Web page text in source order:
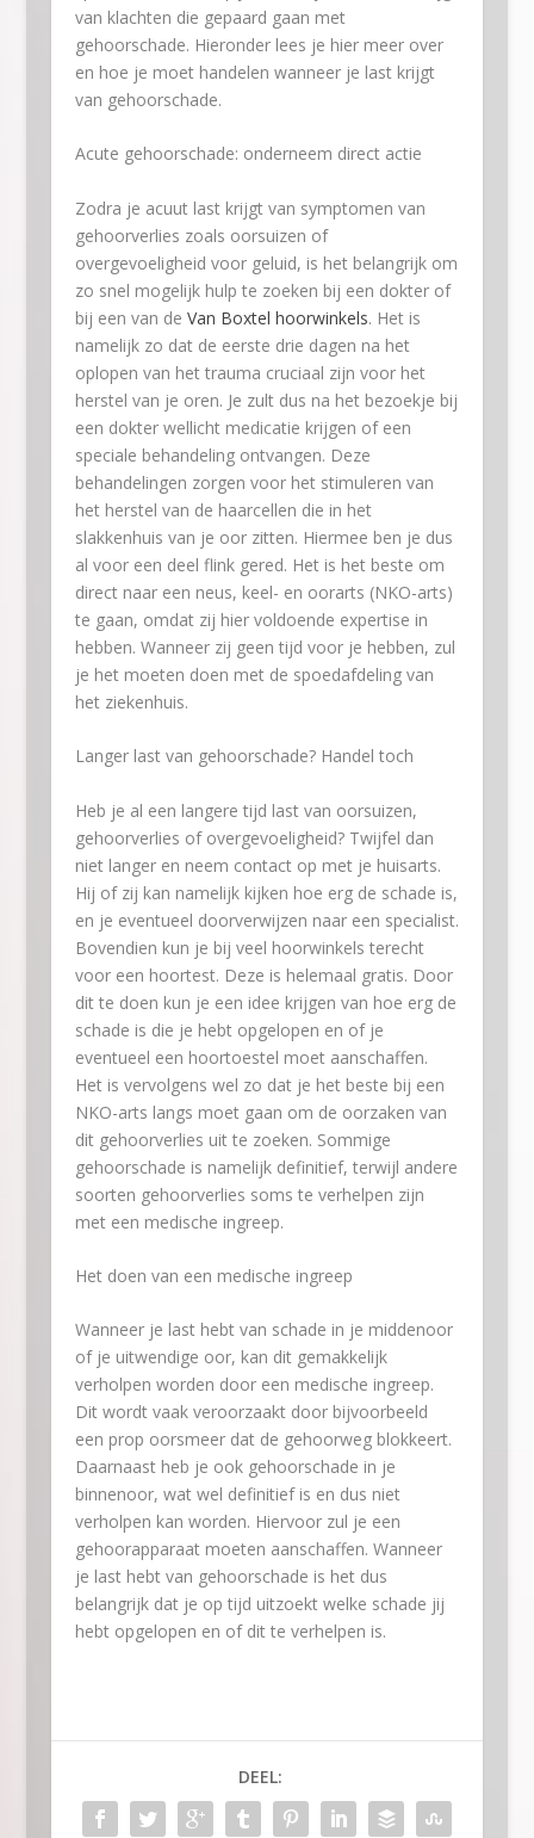
van klachten die gepaard gaan met
gehoorschade. Hieronder lees je hier meer over
en hoe je moet handelen wanneer je last krijgt
van gehoorschade.
Acute gehoorschade: onderneem direct actie
Zodra je acuut last krijgt van symptomen van
gehoorverlies zoals oorsuizen of
overgevoeligheid voor geluid, is het belangrijk om
zo snel mogelijk hulp te zoeken bij een dokter of
bij een van de Van Boxtel hoorwinkels. Het is
namelijk zo dat de eerste drie dagen na het
oplopen van het trauma cruciaal zijn voor het
herstel van je oren. Je zult dus na het bezoekje bij
een dokter wellicht medicatie krijgen of een
speciale behandeling ontvangen. Deze
behandelingen zorgen voor het stimuleren van
het herstel van de haarcellen die in het
slakkenhuis van je oor zitten. Hiermee ben je dus
al voor een deel flink gered. Het is het beste om
direct naar een neus, keel- en oorarts (NKO-arts)
te gaan, omdat zij hier voldoende expertise in
hebben. Wanneer zij geen tijd voor je hebben, zul
je het moeten doen met de spoedafdeling van
het ziekenhuis.
Langer last van gehoorschade? Handel toch
Heb je al een langere tijd last van oorsuizen,
gehoorverlies of overgevoeligheid? Twijfel dan
niet langer en neem contact op met je huisarts.
Hij of zij kan namelijk kijken hoe erg de schade is,
en je eventueel doorverwijzen naar een specialist.
Bovendien kun je bij veel hoorwinkels terecht
voor een hoortest. Deze is helemaal gratis. Door
dit te doen kun je een idee krijgen van hoe erg de
schade is die je hebt opgelopen en of je
eventueel een hoortoestel moet aanschaffen.
Het is vervolgens wel zo dat je het beste bij een
NKO-arts langs moet gaan om de oorzaken van
dit gehoorverlies uit te zoeken. Sommige
gehoorschade is namelijk definitief, terwijl andere
soorten gehoorverlies soms te verhelpen zijn
met een medische ingreep.
Het doen van een medische ingreep
Wanneer je last hebt van schade in je middenoor
of je uitwendige oor, kan dit gemakkelijk
verholpen worden door een medische ingreep.
Dit wordt vaak veroorzaakt door bijvoorbeeld
een prop oorsmeer dat de gehoorweg blokkeert.
Daarnaast heb je ook gehoorschade in je
binnenoor, wat wel definitief is en dus niet
verholpen kan worden. Hiervoor zul je een
gehoorapparaat moeten aanschaffen. Wanneer
je last hebt van gehoorschade is het dus
belangrijk dat je op tijd uitzoekt welke schade jij
hebt opgelopen en of dit te verhelpen is.
DEEL: